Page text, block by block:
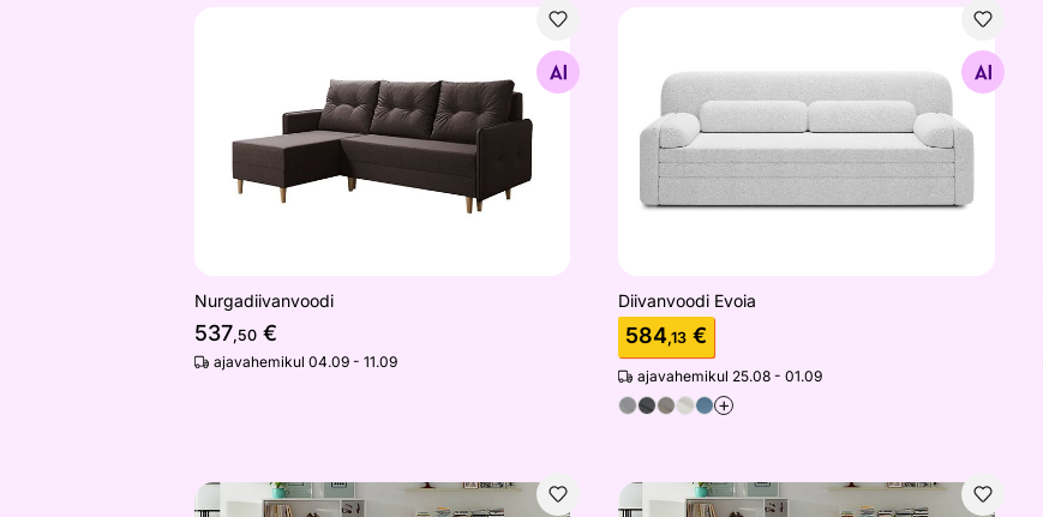
Nurgadiivanvoodi
537,50 €
ajavahemikul 04.09 - 11.09
Otsi sarnaseid
Diivanvoodi Evoia
584,13 €
ajavahemikul 25.08 - 01.09
+
Diivanvoodi pesukastiga Nau Diivanvoodi pesukastiga Nau